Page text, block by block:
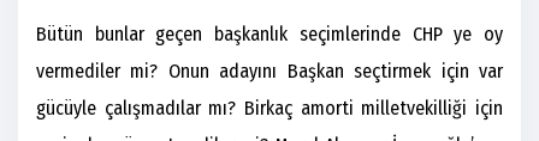
Bütün bunlar geçen başkanlık seçimlerinde CHP ye oy
vermediler mi? Onun adayını Başkan seçtirmek için var
gücüyle çalışmadılar mı? Birkaç amorti milletvekilliği için